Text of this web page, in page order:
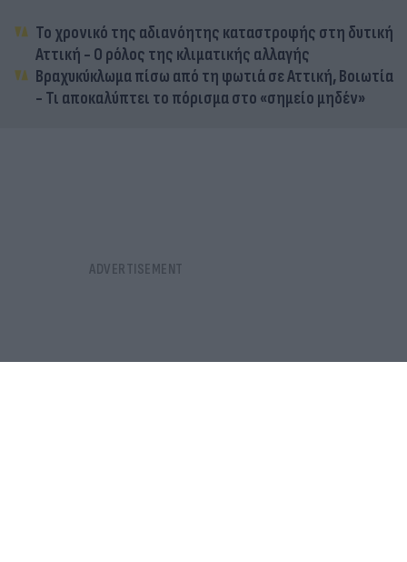
Το χρονικό της αδιανόητης καταστροφής στη δυτική
Αττική - Ο ρόλος της κλιματικής αλλαγής
Βραχυκύκλωμα πίσω από τη φωτιά σε Αττική, Βοιωτία
- Τι αποκαλύπτει το πόρισμα στο «σημείο μηδέν»